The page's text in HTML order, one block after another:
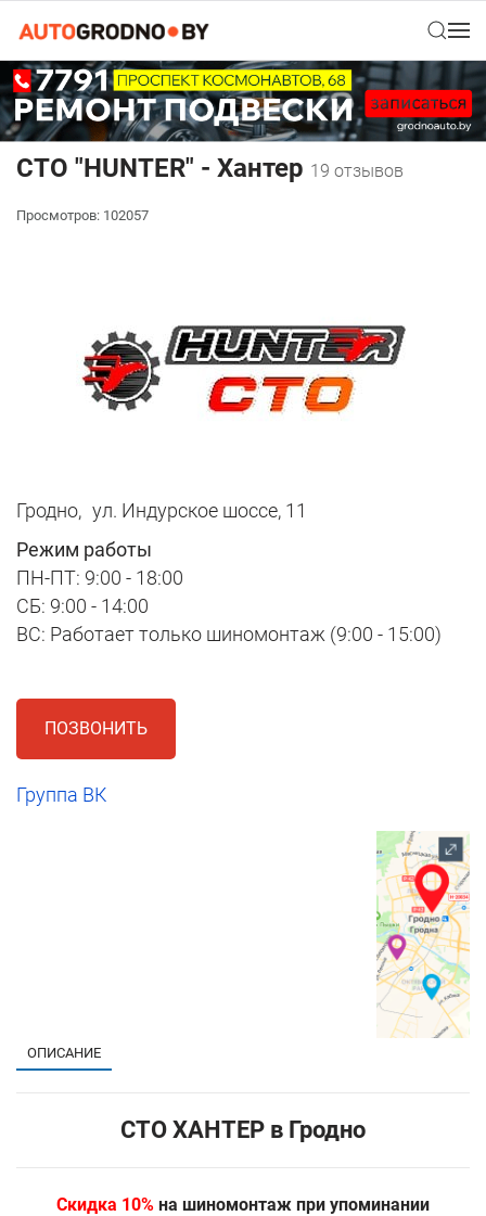
СТО "HUNTER" - Хантер 19 отзывов
Просмотров: 102057
Гродно, ул. Индурское шоссе, 11
Режим работы
ПН-ПТ: 9:00 - 18:00
СБ: 9:00 - 14:00
ВС: Работает только шиномонтаж (9:00 - 15:00)
ПОЗВОНИТЬ
Группа ВК
ОПИСАНИЕ
СТО ХАНТЕР в Гродно
Скидка 10% на шиномонтаж при упоминании